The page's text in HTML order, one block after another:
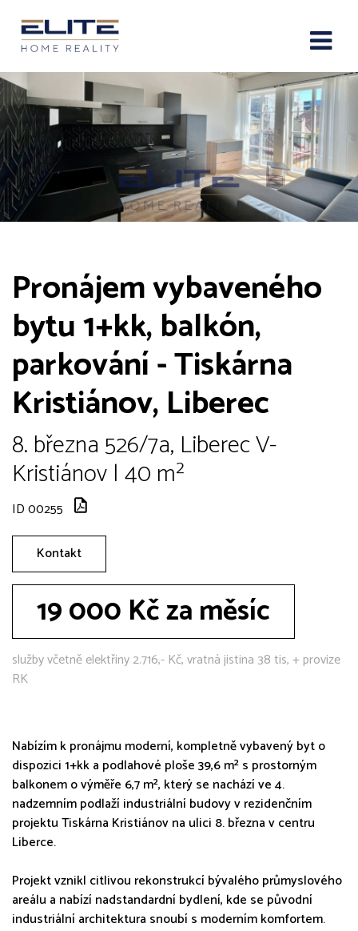
Pronájem vybaveného
bytu 1+kk, balkón,
parkování - Tiskárna
Kristiánov, Liberec
8. března 526/7a, Liberec V-
Kristiánov | 40 m²
ID 00255
Kontakt
19 000 Kč za měsíc
služby včetně elektřiny 2.716,- Kč, vratná jistina 38 tis, + provize
RK
Nabízím k pronájmu moderní, kompletně vybavený byt o
dispozici 1+kk a podlahové ploše 39,6 m² s prostorným
balkonem o výměře 6,7 m², který se nachází ve 4.
nadzemním podlaží industriální budovy v rezidenčním
projektu Tiskárna Kristiánov na ulici 8. března v centru
Liberce.
Projekt vznikl citlivou rekonstrukcí bývalého průmyslového
areálu a nabízí nadstandardní bydlení, kde se původní
industriální architektura snoubí s moderním komfortem.